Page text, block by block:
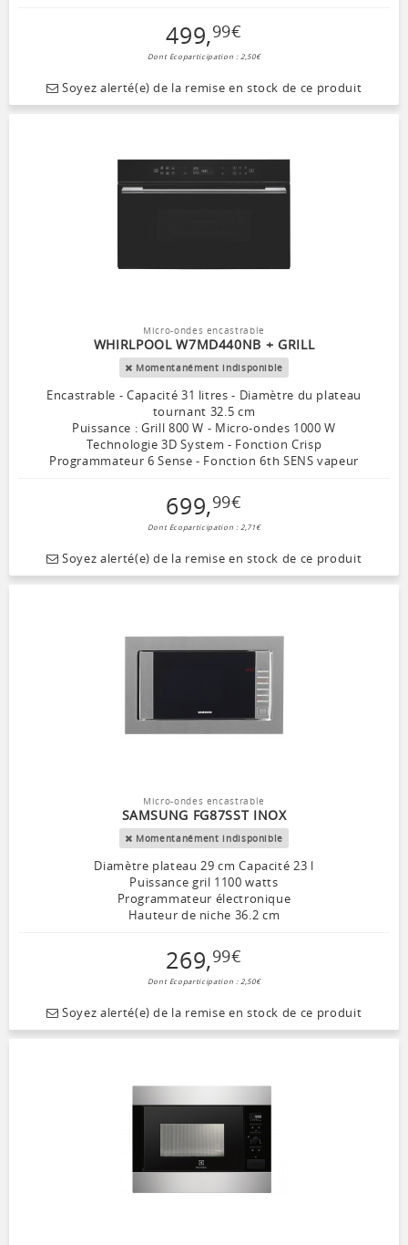
499,99€
Dont Ecoparticipation : 2,50€
Soyez alerté(e) de la remise en stock de ce produit
Micro-ondes encastrable
WHIRLPOOL W7MD440NB + GRILL
Momentanément indisponible
Encastrable - Capacité 31 litres - Diamètre du plateau
tournant 32.5 cm
Puissance : Grill 800 W - Micro-ondes 1000 W
Technologie 3D System - Fonction Crisp
Programmateur 6 Sense - Fonction 6th SENS vapeur
699,99€
Dont Ecoparticipation : 2,71€
Soyez alerté(e) de la remise en stock de ce produit
Micro-ondes encastrable
SAMSUNG FG87SST INOX
Momentanément indisponible
Diamètre plateau 29 cm Capacité 23 l
Puissance gril 1100 watts
Programmateur électronique
Hauteur de niche 36.2 cm
269,99€
Dont Ecoparticipation : 2,50€
Soyez alerté(e) de la remise en stock de ce produit